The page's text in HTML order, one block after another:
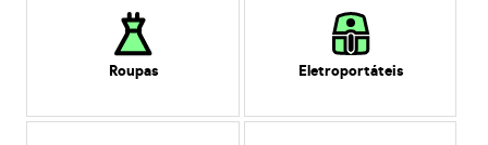
Roupas Eletroportáteis